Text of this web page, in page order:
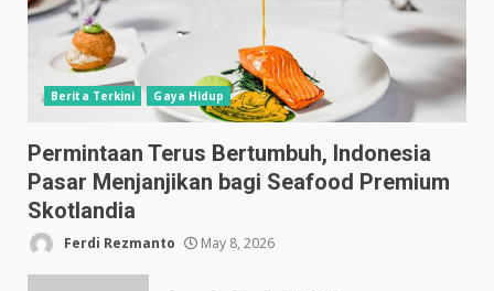
Berita Terkini Gaya Hidup
Permintaan Terus Bertumbuh, Indonesia
Pasar Menjanjikan bagi Seafood Premium
Skotlandia
Ferdi Rezmanto May 8, 2026